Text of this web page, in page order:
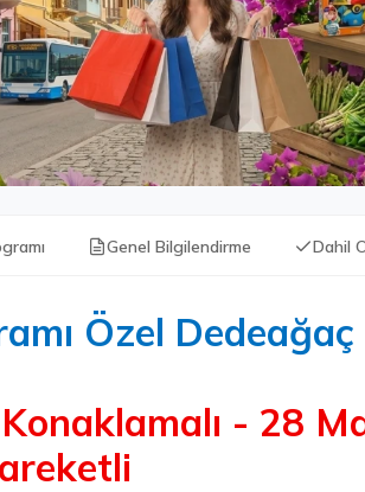
Genel Bilgilendirme Dahil
Özel
- 28